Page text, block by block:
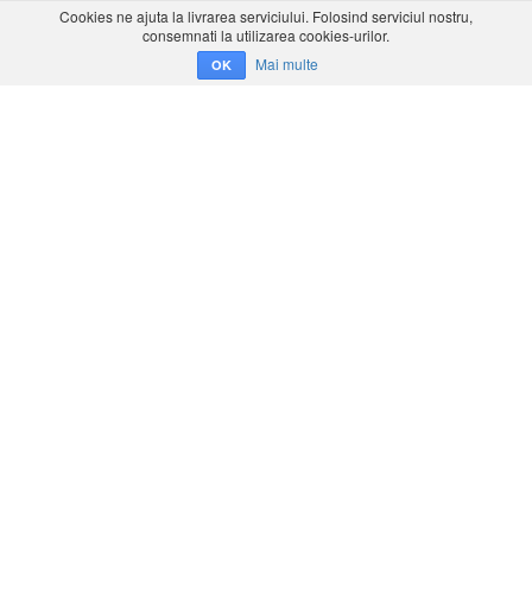
Cookies ne ajuta la livrarea serviciului. Folosind serviciul nostru,
consemnati la utilizarea cookies-urilor.
OK Mai multe